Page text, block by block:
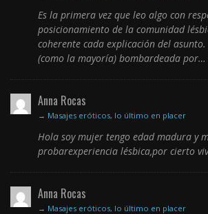
Es la primera vez que leo algo con
posicionamiento de la comunidad
coherente cada explicación del asunto.
(como la mayoría) bombardeada por…
Anna Rocas
→ Masajes eróticos, lo último en placer
Hola soy mujer tengo edad madura y
probarexperiencia lésbica,por cierto
Anna Rocas
→ Masajes eróticos, lo último en placer